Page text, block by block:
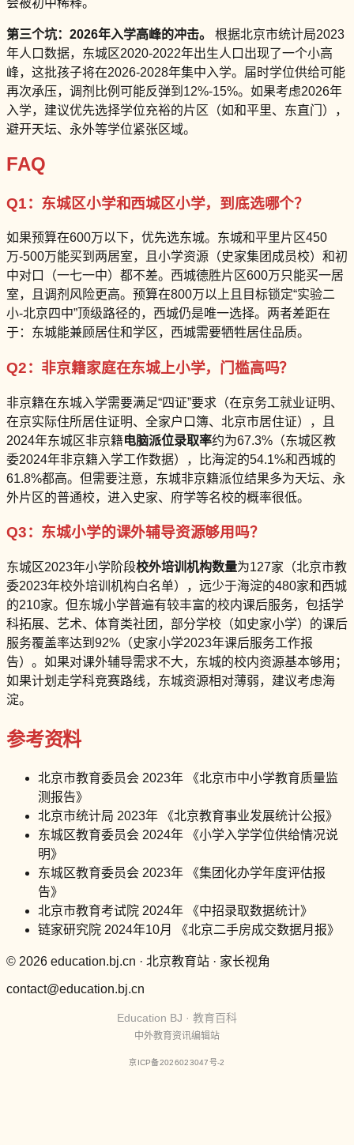
第三个坑：2026年入学高峰的冲击。
根据北京市统计局2023
年人口数据，东城区2020-2022年出生人口出现了一个小高
峰，这批孩子将在2026-2028年集中入学。届时学位供给可能
再次承压，调剂比例可能反弹到12%-15%。如果考虑2026年
入学，建议优先选择学位充裕的片区（如和平里、东直门），
避开天坛、永外等学位紧张区域。
FAQ
Q1：东城区小学和西城区小学，到底选哪个？
如果预算在600万以下，优先选东城。东城和平里片区450
万-500万能买到两居室，且小学资源（史家集团成员校）和初
中对口（一七一中）都不差。西城德胜片区600万只能买一居
室，且调剂风险更高。预算在800万以上且目标锁定“实验二
小-北京四中”顶级路径的，西城仍是唯一选择。两者差距在
于：东城能兼顾居住和学区，西城需要牺牲居住品质。
Q2：非京籍家庭在东城上小学，门槛高吗？
非京籍在东城入学需要满足“四证”要求（在京务工就业证明、
在京实际住所居住证明、全家户口簿、北京市居住证），且
2024年东城区非京籍电脑派位录取率约为67.3%（东城区教
委2024年非京籍入学工作数据），比海淀的54.1%和西城的
61.8%都高。但需要注意，东城非京籍派位结果多为天坛、永
外片区的普通校，进入史家、府学等名校的概率很低。
Q3：东城小学的课外辅导资源够用吗？
东城区2023年小学阶段校外培训机构数量为127家（北京市教
委2023年校外培训机构白名单），远少于海淀的480家和西城
的210家。但东城小学普遍有较丰富的校内课后服务，包括学
科拓展、艺术、体育类社团，部分学校（如史家小学）的课后
服务覆盖率达到92%（史家小学2023年课后服务工作报
告）。如果对课外辅导需求不大，东城的校内资源基本够用；
如果计划走学科竞赛路线，东城资源相对薄弱，建议考虑海
淀。
参考资料
北京市教育委员会 2023年 《北京市中小学教育质量监
测报告》
北京市统计局 2023年 《北京教育事业发展统计公报》
东城区教育委员会 2024年 《小学入学学位供给情况说
明》
东城区教育委员会 2023年 《集团化办学年度评估报
告》
北京市教育考试院 2024年 《中招录取数据统计》
链家研究院 2024年10月 《北京二手房成交数据月报》
© 2026 education.bj.cn · 北京教育站 · 家长视角
contact@education.bj.cn
Education BJ · 教育百科
中外教育资讯编辑站
京ICP备2026023047号-2